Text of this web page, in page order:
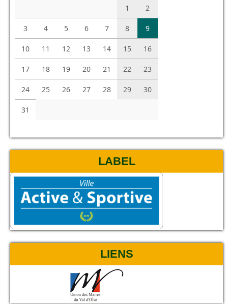
1 2
3 4 5 6 7 8 9
10 11 12 13 14 15 16
17 18 19 20 21 22 23
24 25 26 27 28 29 30
31
LABEL
LIENS